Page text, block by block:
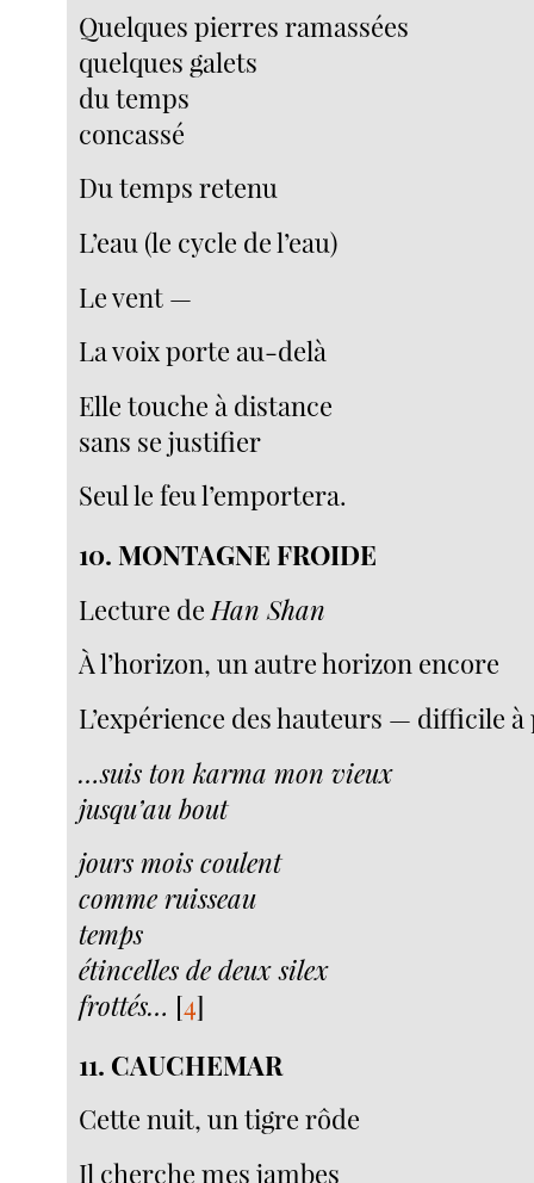
Quelques pierres ramassées
quelques galets
du temps
concassé
Du temps retenu
L’eau (le cycle de l’eau)
Le vent —
La voix porte au-delà
Elle touche à distance
sans se justifier
Seul le feu l’emportera.
10. MONTAGNE FROIDE
Lecture de Han Shan
À l’horizon, un autre horizon encore
L’expérience des hauteurs — difficile
…suis ton karma mon vieux
jusqu’au bout
jours mois coulent
comme ruisseau
temps
étincelles de deux silex
frottés… [4]
11. CAUCHEMAR
Cette nuit, un tigre rôde
Il cherche mes jambes